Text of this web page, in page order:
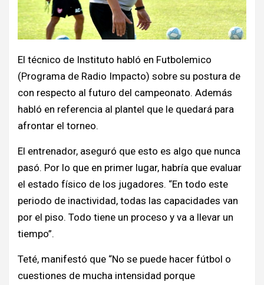
El técnico de Instituto habló en Futbolemico
(Programa de Radio Impacto) sobre su postura de
con respecto al futuro del campeonato. Además
habló en referencia al plantel que le quedará para
afrontar el torneo.
El entrenador, aseguró que esto es algo que nunca
pasó. Por lo que en primer lugar, habría que evaluar
el estado físico de los jugadores. “En todo este
periodo de inactividad, todas las capacidades van
por el piso. Todo tiene un proceso y va a llevar un
tiempo”.
Teté, manifestó que “No se puede hacer fútbol o
cuestiones de mucha intensidad porque